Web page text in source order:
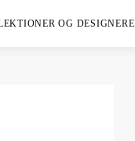
OG DESIGNERE